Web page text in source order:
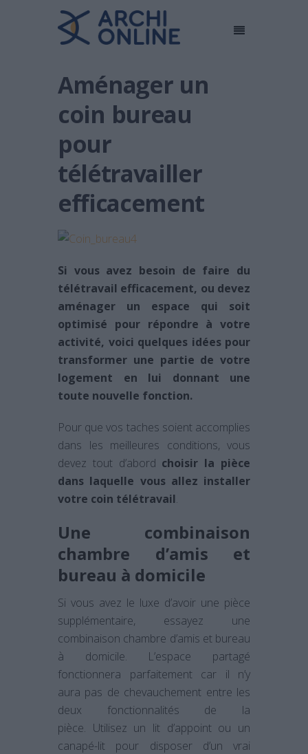
Aménager un
coin bureau
pour
télétravailler
efficacement
Si vous avez besoin de faire du
télétravail efficacement, ou devez
aménager un espace qui soit
optimisé pour répondre à votre
activité, voici quelques idées pour
transformer une partie de votre
logement en lui donnant une
toute nouvelle fonction.
Pour que vos taches soient accomplies
dans les meilleures conditions, vous
devez tout d’abord choisir la pièce
dans laquelle vous allez installer
votre coin télétravail.
Une combinaison
chambre d’amis et
bureau à domicile
Si vous avez le luxe d’avoir une pièce
supplémentaire, essayez une
combinaison chambre d’amis et bureau
à domicile. L’espace partagé
fonctionnera parfaitement car il n’y
aura pas de chevauchement entre les
deux fonctionnalités de la
pièce. Utilisez un lit d’appoint ou un
canapé-lit pour disposer d’un vrai